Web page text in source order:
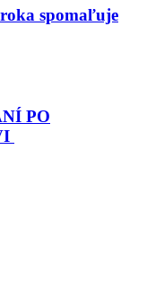
spomaľuje
PO